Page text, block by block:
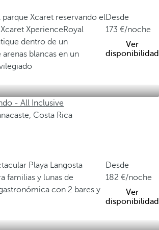
Xcaret reservando el
XperienceRoyal
dentro de un
arenas blancas en un
Desde
173
/noche
Ver
disponibilidad
- All Inclusive
Costa Rica
Playa Langosta
familias y lunas de
con 2 bares y
Desde
182
/noche
Ver
disponibilidad